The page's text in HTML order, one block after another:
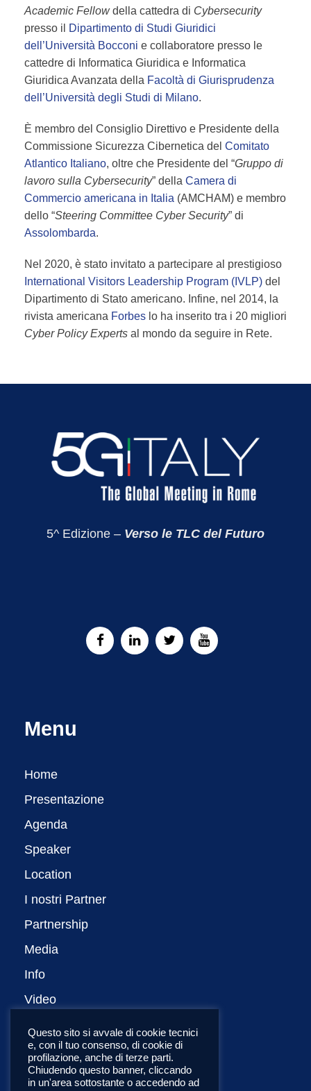
Academic Fellowdella cattedra di Cybersecurity
presso il
Dipartimento di Studi Giuridici
dell’Università Bocconi e collaboratore presso le
cattedre di Informatica Giuridica e Informatica
Giuridica Avanzata della Facoltà di Giurisprudenza
dell’Università degli Studi di Milano.
È membro del Consiglio Direttivo e Presidente della
Commissione Sicurezza Cibernetica del Comitato
Atlantico Italiano, oltre che Presidente del “Gruppo di
lavoro sulla Cybersecurity” della Camera di
Commercio americana in Italia (AMCHAM) e membro
dello “Steering Committee Cyber Security” di
Assolombarda.
Nel 2020, è stato invitato a partecipare al prestigioso
International Visitors Leadership Program (IVLP) del
Dipartimento di Stato americano. Infine, nel 2014, la
rivista americana Forbes lo ha inserito tra i 20 migliori
Cyber Policy Experts al mondo da seguire in Rete.
5^ Edizione – Verso le TLC del Futuro
Menu
Home
Presentazione
Agenda
Speaker
Location
I nostri Partner
Partnership
Media
Info
Video
English
Questo sito si avvale di cookie tecnici
e, con il tuo consenso, di cookie di
profilazione, anche di terze parti.
Chiudendo questo banner, cliccando
in un'area sottostante o accedendo ad